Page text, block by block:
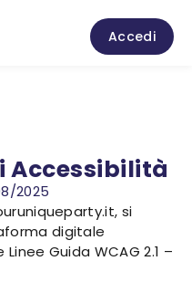
Accedi
Accessibilità
2025
si
digitale
Guida WCAG 2.1 –